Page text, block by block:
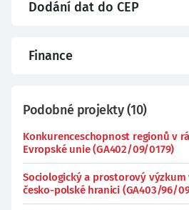
Dodání dat do CEP
Finance
Podobné projekty(10)
Konkurenceschopnost regionů v
Evropské unie (GA402/09/0179)
Sociologický a prostorový
česko-polské hranici (GA403/96/